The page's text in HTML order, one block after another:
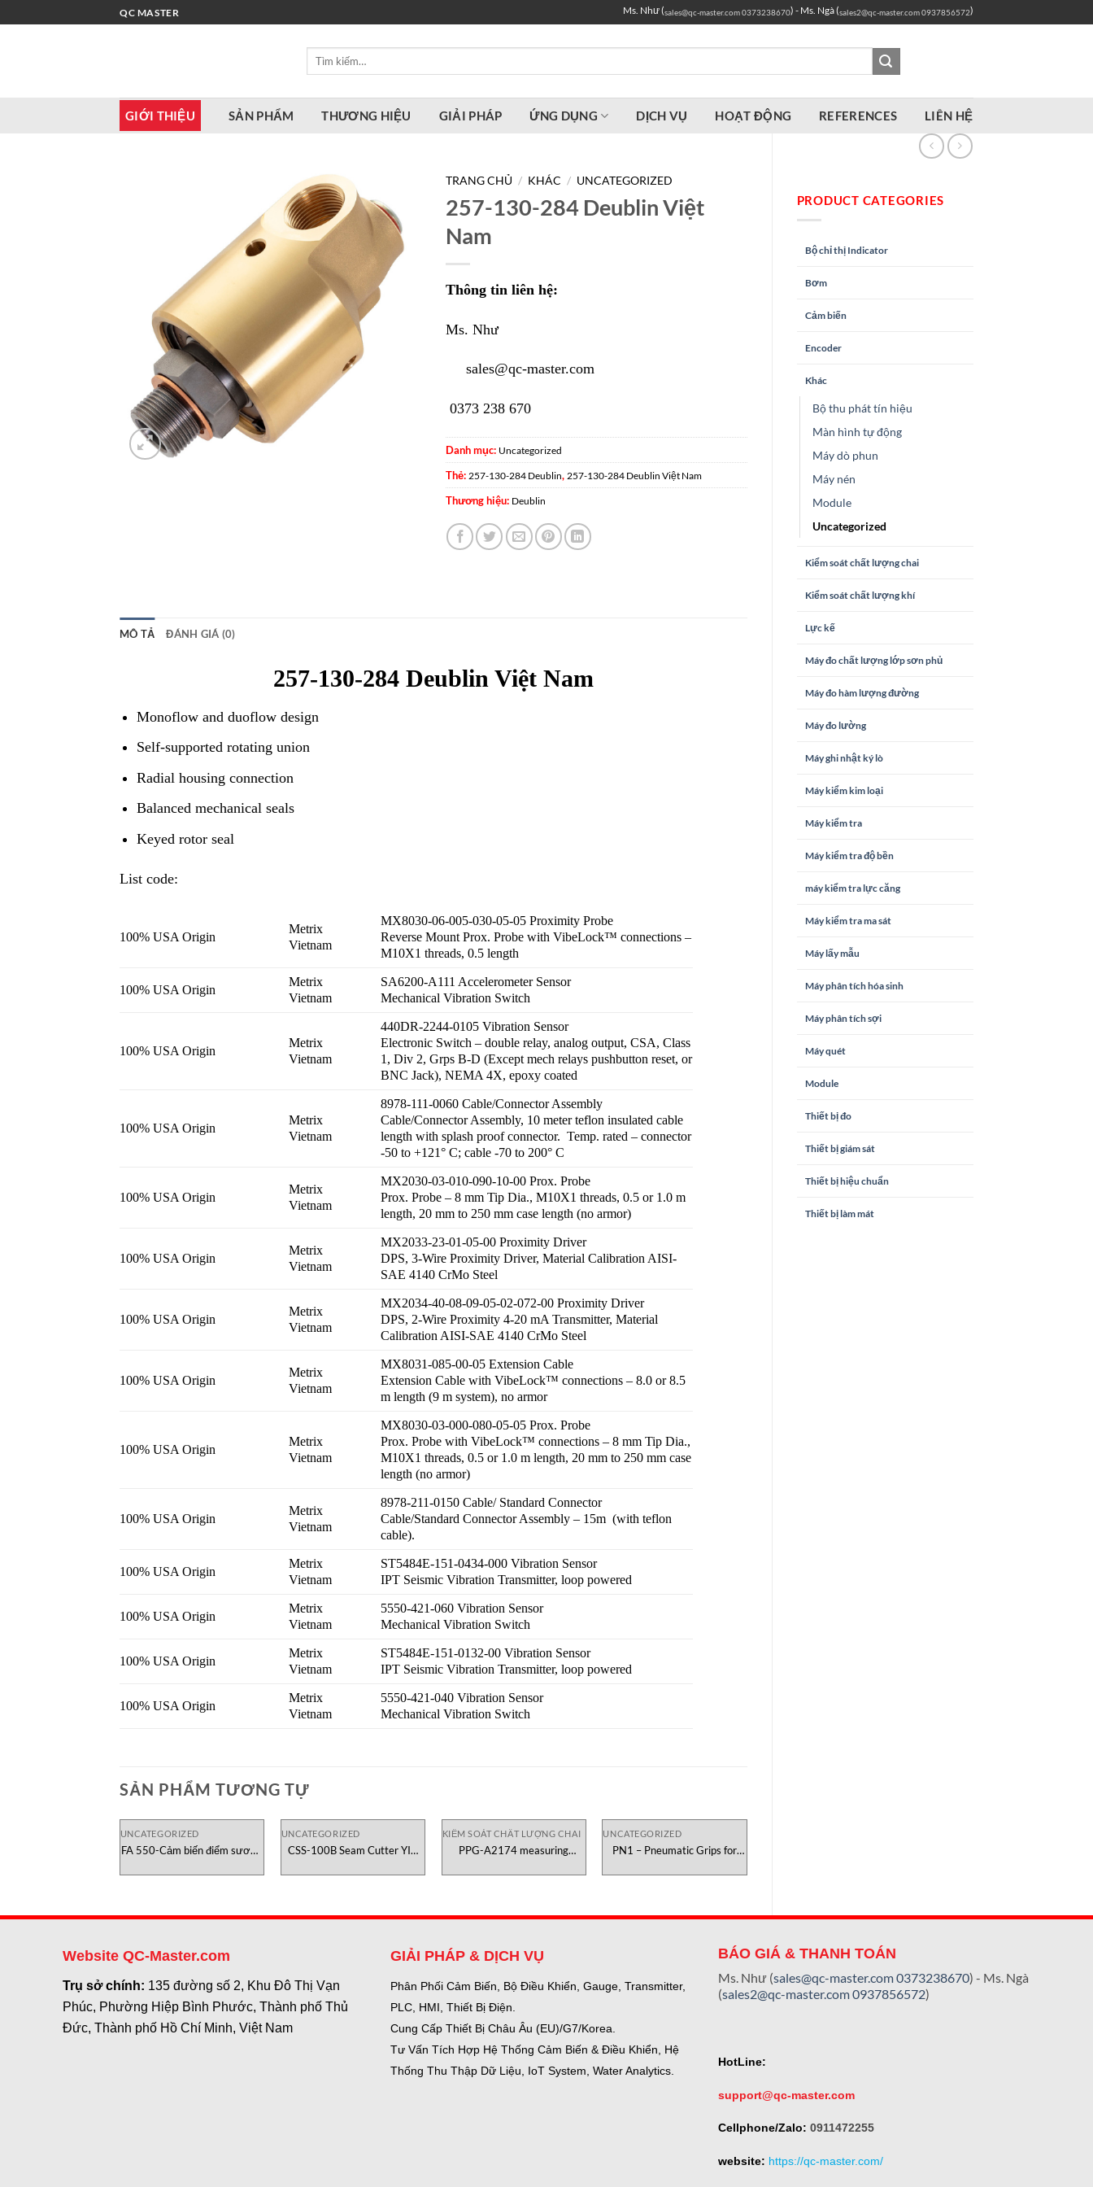
qua
QC MASTER Ms. Như (sales@qc-master.com0373238670) - Ms. Ngà (sales2@qc-master.com0937856572)
Tìm
GIỚI THIỆU SẢN PHẨM THƯƠNG HIỆU GIẢI PHÁP ỨNG DỤNG DỊCH VỤ HOẠT ĐỘNG REFERENCES LIÊN HỆ
PRODUCT CATEGORIES
Bộ chỉ thị Indicator
Bơm
Cảm biến
Encoder
Khác
Bộ thu phát tín hiệu
Màn hình tự động
Máy dò phun
Máy nén
Module
Uncategorized
Kiểm soát chất lượng chai
Kiểm soát chất lượng khí
Lực kế
Máy đo chất lượng lớp sơn phủ
Máy đo hàm lượng đường
Máy đo lường
Máy ghi nhật ký lò
Máy kiểm kim loại
Máy kiểm tra
Máy kiểm tra độ bền
máy kiểm tra lực căng
Máy kiểm tra ma sát
Máy lấy mẫu
Máy phân tích hóa sinh
Máy phân tích sợi
Máy quét
Module
Thiết bị đo
Thiết bị giám sát
Thiết bị hiệu chuẩn
Thiết bị làm mát
TRANG CHỦ / KHÁC / UNCATEGORIZED
257-130-284 Deublin Việt
Nam
Thông tin liên hệ:
Ms. Như
sales@qc-master.com
0373 238 670
Danh mục: Uncategorized
Thẻ: 257-130-284 Deublin, 257-130-284 Deublin Việt Nam
Thương hiệu: Deublin
MÔ TẢ ĐÁNH GIÁ (0)
257-130-284 Deublin Việt Nam
Monoflow and duoflow design
Self-supported rotating union
Radial housing connection
Balanced mechanical seals
Keyed rotor seal
List code:
100% USA Origin
Metrix
Vietnam
MX8030-06-005-030-05-05 Proximity Probe
Reverse Mount Prox. Probe with VibeLock™ connections –
M10X1 threads, 0.5 length
100% USA Origin
Metrix
Vietnam
SA6200-A111 Accelerometer Sensor
Mechanical Vibration Switch
100% USA Origin
Metrix
Vietnam
440DR-2244-0105 Vibration Sensor
Electronic Switch – double relay, analog output, CSA, Class
1, Div 2, Grps B-D (Except mech relays pushbutton reset, or
BNC Jack), NEMA 4X, epoxy coated
100% USA Origin
Metrix
Vietnam
8978-111-0060 Cable/Connector Assembly
Cable/Connector Assembly, 10 meter teflon insulated cable
length with splash proof connector. Temp. rated – connector
-50 to +121° C; cable -70 to 200° C
100% USA Origin
Metrix
Vietnam
MX2030-03-010-090-10-00 Prox. Probe
Prox. Probe – 8 mm Tip Dia., M10X1 threads, 0.5 or 1.0 m
length, 20 mm to 250 mm case length (no armor)
100% USA Origin
Metrix
Vietnam
MX2033-23-01-05-00 Proximity Driver
DPS, 3-Wire Proximity Driver, Material Calibration AISI-
SAE 4140 CrMo Steel
100% USA Origin
Metrix
Vietnam
MX2034-40-08-09-05-02-072-00 Proximity Driver
DPS, 2-Wire Proximity 4-20 mA Transmitter, Material
Calibration AISI-SAE 4140 CrMo Steel
100% USA Origin
Metrix
Vietnam
MX8031-085-00-05 Extension Cable
Extension Cable with VibeLock™ connections – 8.0 or 8.5
m length (9 m system), no armor
100% USA Origin
Metrix
Vietnam
MX8030-03-000-080-05-05 Prox. Probe
Prox. Probe with VibeLock™ connections – 8 mm Tip Dia.,
M10X1 threads, 0.5 or 1.0 m length, 20 mm to 250 mm case
length (no armor)
100% USA Origin
Metrix
Vietnam
8978-211-0150 Cable/ Standard Connector
Cable/Standard Connector Assembly – 15m (with teflon
cable).
100% USA Origin
Metrix
Vietnam
ST5484E-151-0434-000 Vibration Sensor
IPT Seismic Vibration Transmitter, loop powered
100% USA Origin
Metrix
Vietnam
5550-421-060 Vibration Sensor
Mechanical Vibration Switch
100% USA Origin
Metrix
Vietnam
ST5484E-151-0132-00 Vibration Sensor
IPT Seismic Vibration Transmitter, loop powered
100% USA Origin
Metrix
Vietnam
5550-421-040 Vibration Sensor
Mechanical Vibration Switch
SẢN PHẨM TƯƠNG TỰ
UNCATEGORIZED
FA 550-Cảm biến điểm sương
UNCATEGORIZED
CSS-100B Seam Cutter YIC
KIỂM SOÁT CHẤT LƯỢNG CHAI
PPG-A2174 measuring
UNCATEGORIZED
PN1 – Pneumatic Grips for
Website QC-Master.com
Trụ sở chính: 135 đường số 2, Khu Đô Thị Vạn
Phúc, Phường Hiệp Bình Phước, Thành phố Thủ
Đức, Thành phố Hồ Chí Minh, Việt Nam
GIẢI PHÁP & DỊCH VỤ
Phân Phối Cảm Biến, Bộ Điều Khiển, Gauge, Transmitter,
PLC, HMI, Thiết Bị Điện.
Cung Cấp Thiết Bị Châu Âu (EU)/G7/Korea.
Tư Vấn Tích Hợp Hệ Thống Cảm Biến & Điều Khiển, Hệ
Thống Thu Thập Dữ Liệu, IoT System, Water Analytics.
BÁO GIÁ & THANH TOÁN
Ms. Như (sales@qc-master.com0373238670) - Ms. Ngà
(sales2@qc-master.com0937856572)
HotLine:
support@qc-master.com
Cellphone/Zalo: 0911472255
website: https://qc-master.com/